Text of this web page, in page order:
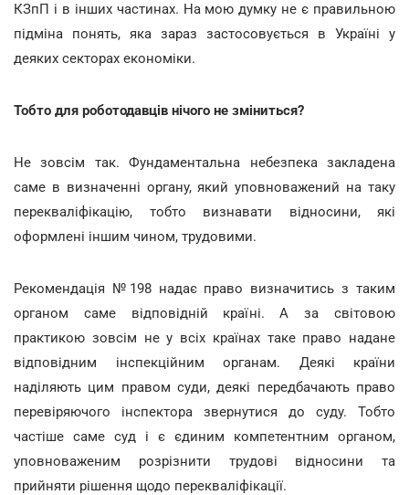
КЗпП і в інших частинах. На мою думку не є правильною
підміна понять, яка зараз застосовується в Україні у
деяких секторах економіки.
Тобто для роботодавців нічого не зміниться?
Не зовсім так. Фундаментальна небезпека закладена
саме в визначенні органу, який уповноважений на таку
перекваліфікацію, тобто визнавати відносини, які
оформлені іншим чином, трудовими.
Рекомендація №198 надає право визначитись з таким
органом саме відповідній країні. А за світовою
практикою зовсім не у всіх країнах таке право надане
відповідним інспекційним органам. Деякі країни
наділяють цим правом суди, деякі передбачають право
перевіряючого інспектора звернутися до суду. Тобто
частіше саме суд і є єдиним компетентним органом,
уповноваженим розрізнити трудові відносини та
прийняти рішення щодо перекваліфікації.